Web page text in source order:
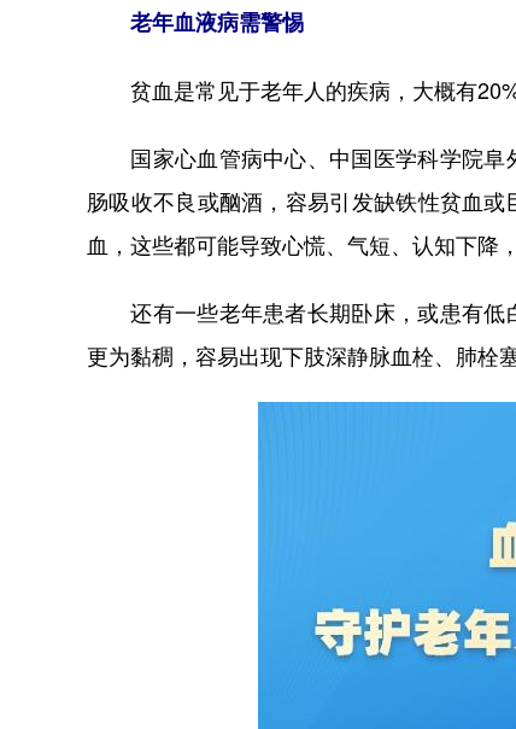
老年血液病需警惕
贫血是常见于老年人的疾病，大概有20%
国家心血管病中心、中国医学科学院阜
肠吸收不良或酗酒，容易引发缺铁性贫血
血，这些都可能导致心慌、气短、认知下降
还有一些老年患者长期卧床，或患有低
更为黏稠，容易出现下肢深静脉血栓、肺栓